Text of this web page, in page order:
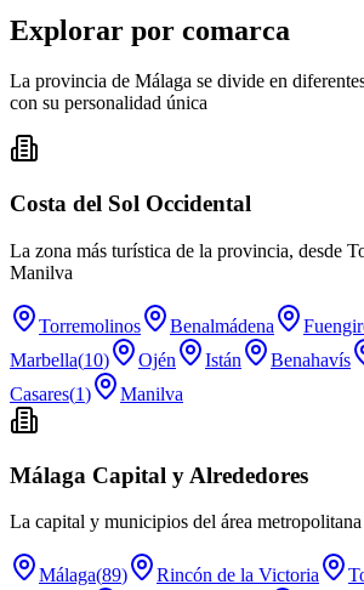
Explorar por comarca
La provincia de Málaga se divide en
con su personalidad única
Costa del Sol Occidental
La zona más turística de la provincia, desde
Manilva
Torremolinos Benalmádena
Marbella(10) Ojén Istán Benahavís
Casares(1) Manilva
Málaga Capital y Alrededores
La capital y municipios del área metropolitana
Málaga(89) Rincón de la Victoria